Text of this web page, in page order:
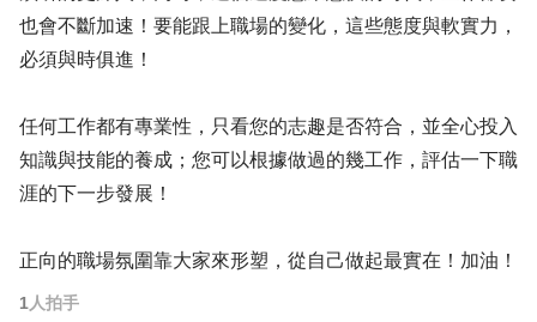
也會不斷加速！要能跟上職場的變化，這些態度與軟實力，
必須與時俱進！
任何工作都有專業性，只看您的志趣是否符合，並全心投入
知識與技能的養成；您可以根據做過的幾工作，評估一下職
涯的下一步發展！
正向的職場氛圍靠大家來形塑，從自己做起最實在！加油！
1 人拍手